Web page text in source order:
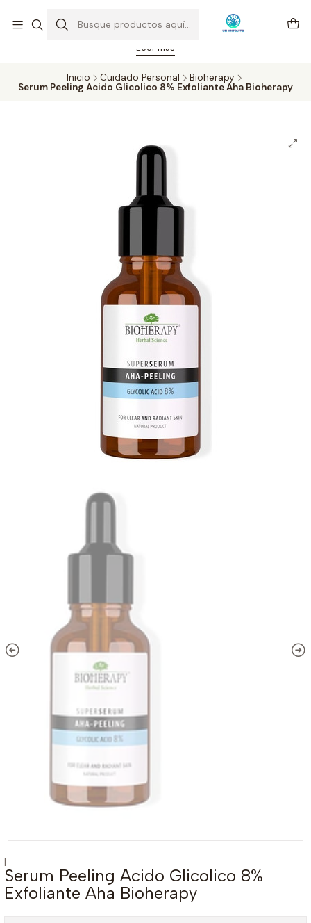
Feriado 21-05-2026 atención hasta las 14 hrs. Envío GRATIS mismo
día solo área Metropolitana Santiago por compras desde CLP 39.900.
Pedidos hasta 16 hrs., sábados y domingos hasta 14 hrs.
Leer más
Inicio Cuidado Personal
Bioherapy
Serum Peeling Acido Glicolico 8% Exfoliante Aha Bioherapy
|
Serum Peeling Acido Glicolico 8%
Exfoliante Aha Bioherapy